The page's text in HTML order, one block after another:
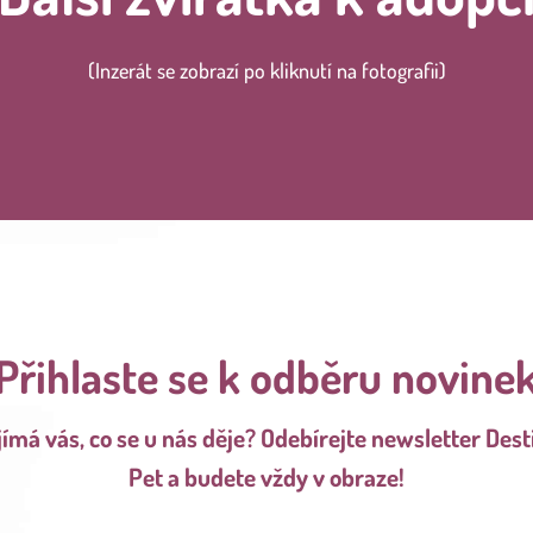
(Inzerát se zobrazí po kliknutí na fotografii)
se k odběru
vás, co se u nás děje? Odebírejte newsletter
Pet a budete vždy v obraze!